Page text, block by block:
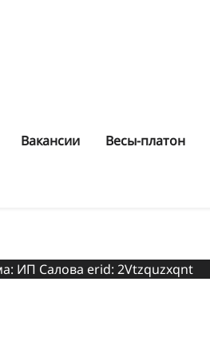
Вакансии Весы-платон
ИП Салова erid: 2Vtzquzxqnt